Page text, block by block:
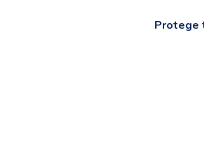
Protege